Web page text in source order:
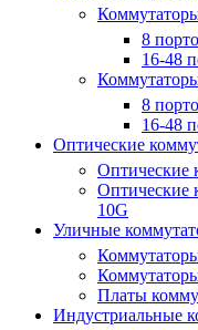
8
16-48
8
16-48
Оптические
Оптические
Оптические
10G
Уличные
Платы
Индустриальные